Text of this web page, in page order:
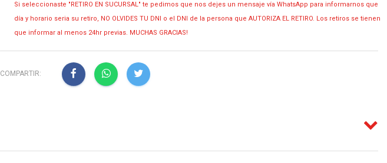
Si seleccionaste "RETIRO EN SUCURSAL" te pedimos que nos dejes un mensaje vía WhatsApp para informarnos que
día y horario seria su retiro, NO OLVIDES TU DNI o el DNI de la persona que AUTORIZA EL RETIRO. Los retiros se tienen
que informar al menos 24hr previas. MUCHAS GRACIAS!
COMPARTIR: